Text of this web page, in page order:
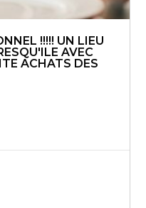
!!!!! UN LIEU
AVEC
ACHATS DES